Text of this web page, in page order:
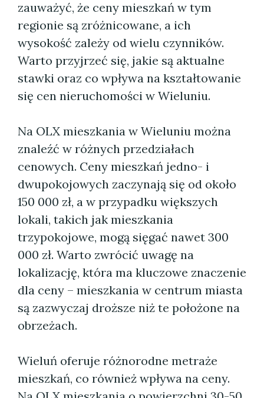
zauważyć, że ceny mieszkań w tym
regionie są zróżnicowane, a ich
wysokość zależy od wielu czynników.
Warto przyjrzeć się, jakie są aktualne
stawki oraz co wpływa na kształtowanie
się cen nieruchomości w Wieluniu.
Na OLX mieszkania w Wieluniu można
znaleźć w różnych przedziałach
cenowych. Ceny mieszkań jedno- i
dwupokojowych zaczynają się od około
150 000 zł, a w przypadku większych
lokali, takich jak mieszkania
trzypokojowe, mogą sięgać nawet 300
000 zł. Warto zwrócić uwagę na
lokalizację, która ma kluczowe znaczenie
dla ceny – mieszkania w centrum miasta
są zazwyczaj droższe niż te położone na
obrzeżach.
Wieluń oferuje różnorodne metraże
mieszkań, co również wpływa na ceny.